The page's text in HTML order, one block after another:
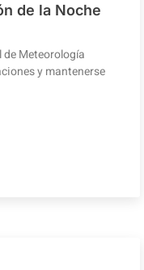
de la Noche
Meteorología
y mantenerse